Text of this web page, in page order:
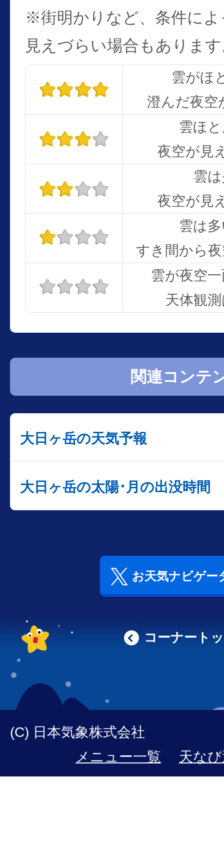
※街明かりなど、条件に
見えづらい場合もありま
雲がほ
澄んだ夜空
雲ほ
夜空が見
雲
夜空が見
雲は
すき間から
雲が夜空
天体観
関連コンテ
大日ヶ岳の天気予報
大日ヶ岳の太陽･月の出没時間
お天気ナビゲー
コーナート
(C) 日本気象株式会社
メニュー一覧
天な